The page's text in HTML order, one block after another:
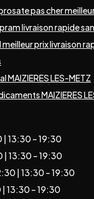
pas cher
livraison rapide
prix livraison
MAIZIERES LES-METZ
MAIZIERES
| 13:30 – 19:30
| 13:30 – 19:30
| 13:30 – 19:30
13:30 – 19:30